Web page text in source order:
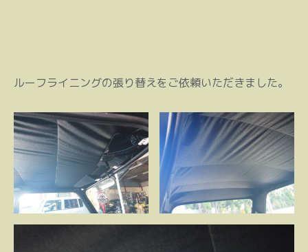
ルーフライニングの張り替えをご依頼いただきました。